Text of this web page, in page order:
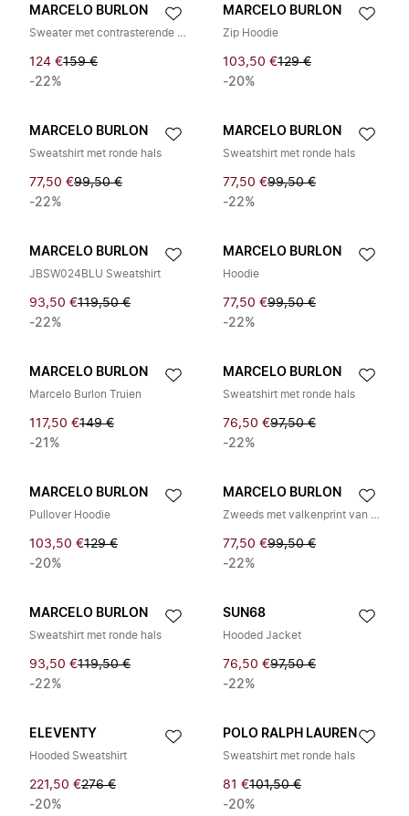
MARCELO BURLON
Sweater met contrasterende print en ronde hals
124 €159 €
-22%
MARCELO BURLON
Zip Hoodie
103,50 €129 €
-20%
MARCELO BURLON
Sweatshirt met ronde hals
77,50 €99,50 €
-22%
MARCELO BURLON
Sweatshirt met ronde hals
77,50 €99,50 €
-22%
MARCELO BURLON
JBSW024BLU Sweatshirt
93,50 €119,50 €
-22%
MARCELO BURLON
Hoodie
77,50 €99,50 €
-22%
MARCELO BURLON
Marcelo Burlon Truien
117,50 €149 €
-21%
MARCELO BURLON
Sweatshirt met ronde hals
76,50 €97,50 €
-22%
MARCELO BURLON
Pullover Hoodie
103,50 €129 €
-20%
MARCELO BURLON
Zweeds met valkenprint van katoen
77,50 €99,50 €
-22%
MARCELO BURLON
Sweatshirt met ronde hals
93,50 €119,50 €
-22%
SUN68
Hooded Jacket
76,50 €97,50 €
-22%
ELEVENTY
Hooded Sweatshirt
221,50 €276 €
-20%
POLO RALPH LAUREN
Sweatshirt met ronde hals
81 €101,50 €
-20%